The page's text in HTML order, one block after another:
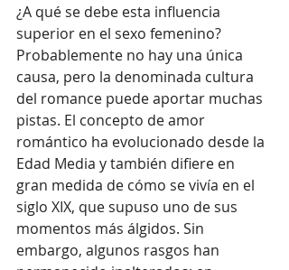
¿A qué se debe esta influencia
superior en el sexo femenino?
Probablemente no hay una única
causa, pero la denominada cultura
del romance puede aportar muchas
pistas. El concepto de amor
romántico ha evolucionado desde la
Edad Media y también difiere en
gran medida de cómo se vivía en el
siglo XIX, que supuso uno de sus
momentos más álgidos. Sin
embargo, algunos rasgos han